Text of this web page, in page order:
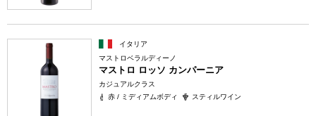
イタリア
マストロベラルディーノ
マストロ ロッソ カンパーニア
カジュアルクラス
赤 / ミディアムボディ
スティルワイン